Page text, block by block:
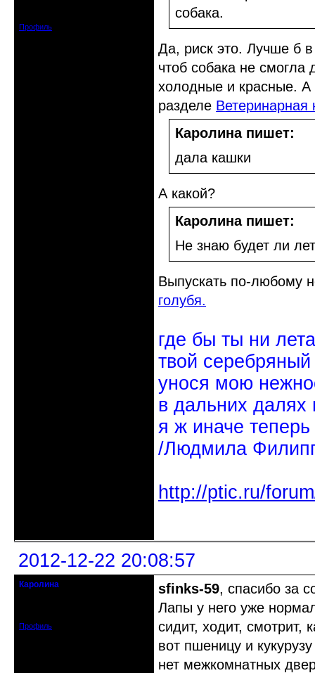
Профиль
собака.
Да, риск это. Лучше б в
чтоб собака не смогла
холодные и красные. А
разделе Ветеринарная
Каролина пишет:
дала кашки
А какой?
Каролина пишет:
Не знаю будет ли
Выпускать по-любому
голубя.
где бы ты ни
твой
унося мою
в дальних
я ж иначе
/Людмила
http://ptic.ru/
2012-12-22 20:08:57
Каролина
Профиль
sfinks-59, спасибо за
Лапы у него уже
сидит, ходит, смотрит,
вот пшеницу и
нет межкомнатных